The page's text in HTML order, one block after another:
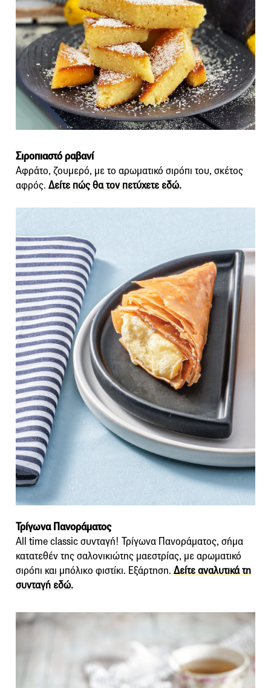
Σιροπιαστό ραβανί
Αφράτο, ζουμερό, με το αρωματικό σιρόπι του, σκέτος
αφρός. Δείτε πώς θα τον πετύχετε εδώ.
Τρίγωνα Πανοράματος
All time classic συνταγή! Τρίγωνα Πανοράματος, σήμα
κατατεθέν της σαλονικιώτης μαεστρίας, με αρωματικό
σιρόπι και μπόλικο φιστίκι. Εξάρτηση. Δείτε αναλυτικά τη
συνταγή εδώ.